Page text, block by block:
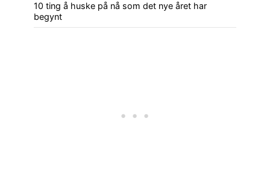
10 ting å huske på nå som det nye året har
begynt